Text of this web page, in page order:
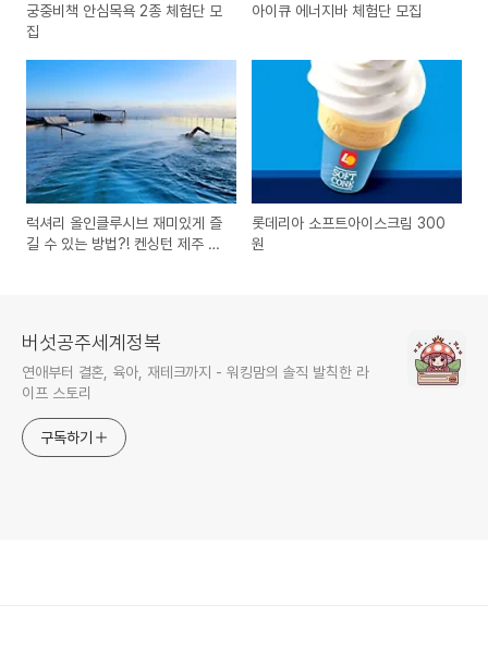
궁중비책 안심목욕 2종 체험단 모
집
아이큐 에너지바 체험단 모집
럭셔리 올인클루시브 재미있게 즐
길 수 있는 방법?! 켄싱턴 제주 호
롯데리아 소프트아이스크림 300
원
버섯공주세계정복
연애부터 결혼, 육아, 재테크까지 - 워킹맘의 솔직 발칙한 라
이프 스토리
구독하기